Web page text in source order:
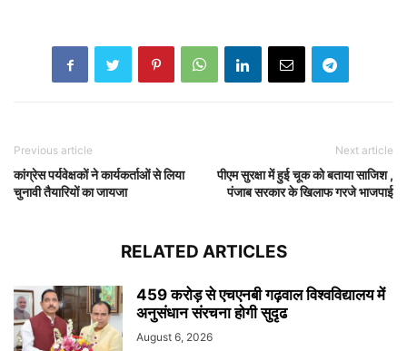
Previous article
कांग्रेस पर्यवेक्षकों ने कार्यकर्ताओं से लिया
चुनावी तैयारियों का जायजा
Next article
पीएम सुरक्षा में हुई चूक को बताया साजिश ,
पंजाब सरकार के खिलाफ गरजे भाजपाई
RELATED ARTICLES
459 करोड़ से एचएनबी गढ़वाल विश्वविद्यालय में
अनुसंधान संरचना होगी सुदृढ
August 6, 2026